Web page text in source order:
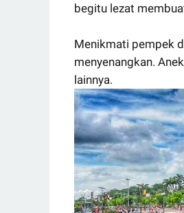
begitu lezat
Menikmati pempek
menyenangkan.
lainnya.